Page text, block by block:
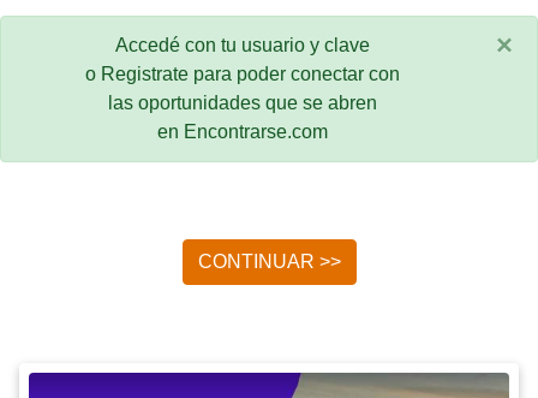
Accedé con tu usuario y clave
o Registrate para poder conectar con
las oportunidades que se abren
en Encontrarse.com
×
CONTINUAR >>